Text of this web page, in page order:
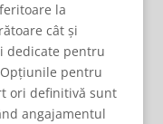
la
cât și
dedicate pentru
pentru
ori definitivă sunt
angajamentul